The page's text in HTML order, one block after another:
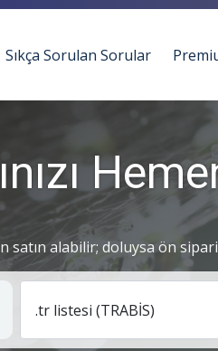
Sıkça Sorulan Sorular
satın alabilir; doluysa ön